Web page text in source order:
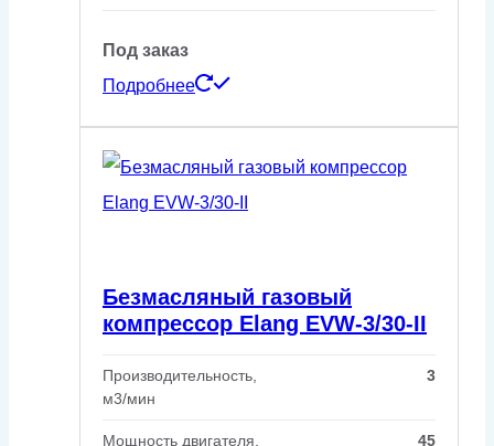
Под заказ
Подробнее
Безмасляный газовый
компрессор Elang EVW-3/30-II
Производительность,
м3/мин
3
Мощность двигателя,
45